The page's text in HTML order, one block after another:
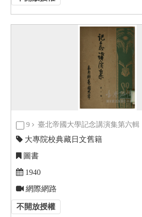
9 臺北帝國大學記念講演集第六輯
大專院校典藏日文舊籍
圖書
1940
網際網路
不開放授權